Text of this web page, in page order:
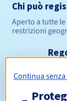
Chi può
Aperto a tutte
restrizioni
Periodo di
Continua